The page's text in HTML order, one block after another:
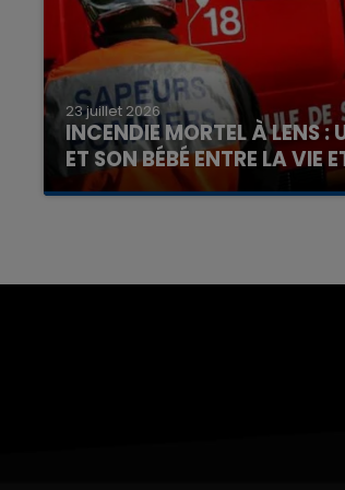
23 juillet 2026
INCENDIE MORTEL À LENS :
ET SON BÉBÉ ENTRE LA VIE
Un homme s'est immolé par le